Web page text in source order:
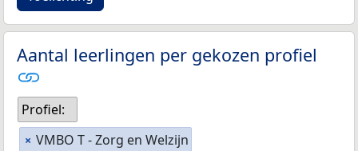
Aantal leerlingen per gekozen profiel
Profiel:
× VMBO T - Zorg en Welzijn